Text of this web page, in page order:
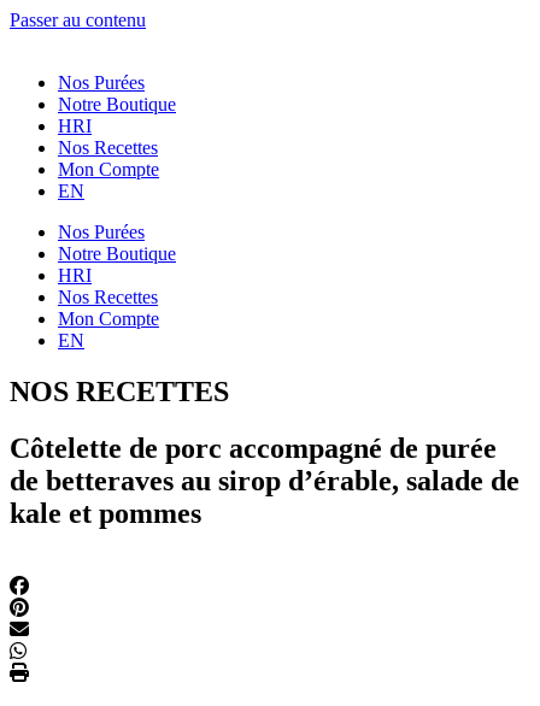
Passer au contenu
Nos Purées
Notre Boutique
HRI
Nos Recettes
Mon Compte
EN
Nos Purées
Notre Boutique
HRI
Nos Recettes
Mon Compte
EN
NOS RECETTES
Côtelette de porc accompagné de purée
de betteraves au sirop d’érable, salade de
kale et pommes